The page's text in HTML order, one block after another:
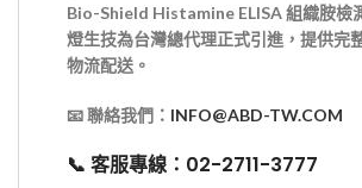
Bio-Shield Histamine ELISA 組織胺檢
燈生技為台灣總代理正式引進，提供完
物流配送。
📧聯絡我們： INFO@ABD-TW.COM
📞 客服專線：02-2711-3777